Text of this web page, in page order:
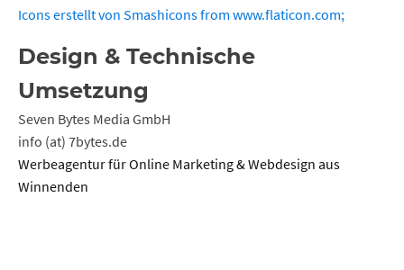
Icons erstellt von Smashiconsfrom www.flaticon.com;
Design & Technische
Umsetzung
Seven Bytes Media GmbH
info (at) 7bytes.de
Werbeagentur für Online Marketing & Webdesign aus
Winnenden